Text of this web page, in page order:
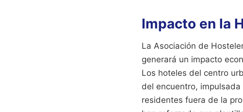
Impacto en la
La Asociación de
generará un impacto
Los hoteles del centro
del encuentro,
residentes fuera de la